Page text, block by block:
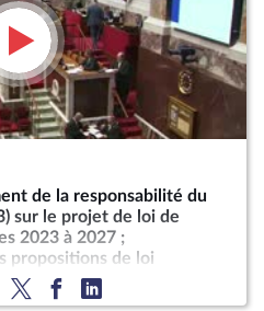
de la responsabilité du
sur le projet de loi de
2023 à 2027 ;
propositions de loi